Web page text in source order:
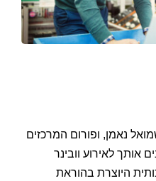
נאמן, ופורום המרכזים
אותך לאירוע וובינר
היוצרת בהוראת